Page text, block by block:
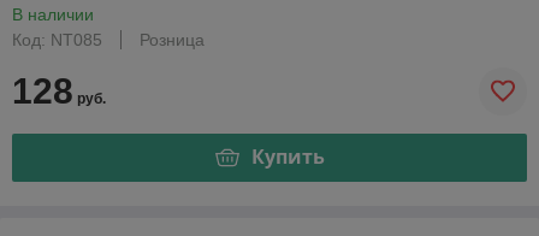
В наличии
Код: NT085
Розница
128 руб.
Купить